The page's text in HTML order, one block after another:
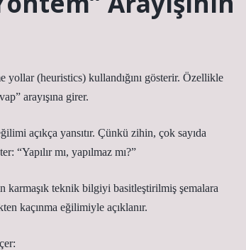
yollar (heuristics) kullandığını gösterir. Özellikle
arayışına girer.
açıkça yansıtır. Çünkü zihin, çok sayıda
“Yapılır mı, yapılmaz mı?”
karmaşık teknik bilgiyi basitleştirilmiş şemalara
kaçınma eğilimiyle açıklanır.